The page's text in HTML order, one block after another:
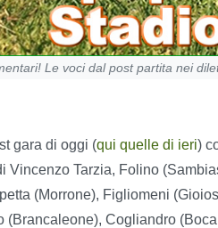
Le voci dal post partita nei
gara di oggi (qui quelle di ieri)
Vincenzo Tarzia, Folino
(Morrone), Figliomeni
(Brancaleone), Cogliandro